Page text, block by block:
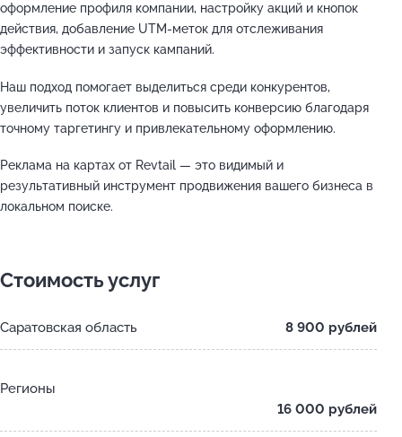
оформление профиля компании, настройку акций и кнопок
действия, добавление UTM-меток для отслеживания
эффективности и запуск кампаний.
Наш подход помогает выделиться среди конкурентов,
увеличить поток клиентов и повысить конверсию благодаря
точному таргетингу и привлекательному оформлению.
Реклама на картах от Revtail — это видимый и
результативный инструмент продвижения вашего бизнеса в
локальном поиске.
Стоимость услуг
Саратовская область 8 900 рублей
Регионы
16 000 рублей